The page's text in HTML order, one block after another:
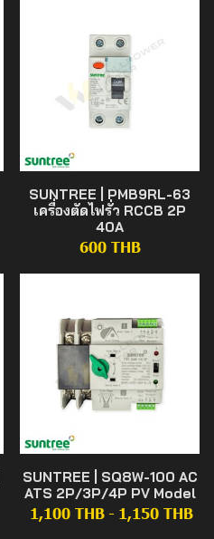
SUNTREE | PMB9RL-63
เครื่องตัดไฟรั่ว RCCB 2P
40A
600 THB
SUNTREE | SQ8W-100 AC
ATS 2P/3P/4P PV Model
1,100 THB - 1,150 THB